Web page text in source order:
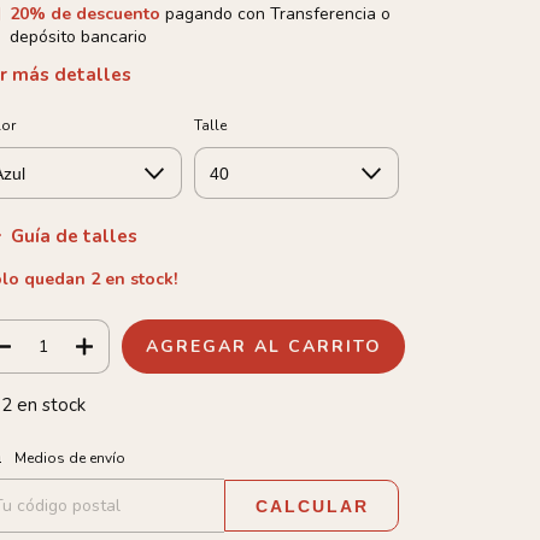
20% de descuento pagando con Transferencia o
depósito bancario
más detalles
Talle
Guía de talles
quedan 2en stock!
2 en stock
para el CP:
Medios de envío
CALCULAR